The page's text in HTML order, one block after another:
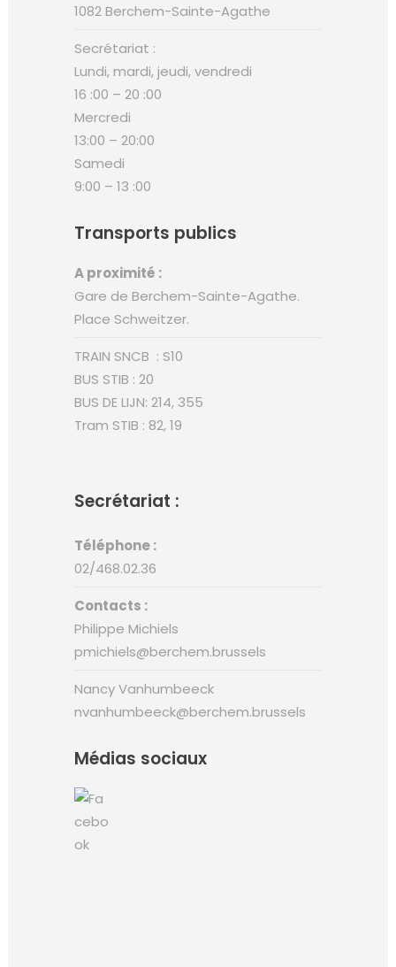
1082 Berchem-Sainte-Agathe
Secrétariat :
Lundi, mardi, jeudi, vendredi
16 :00 – 20 :00
Mercredi
13:00 – 20:00
Samedi
9:00 – 13 :00
Transports publics
A proximité :
Gare de Berchem-Sainte-Agathe.
Place Schweitzer.
TRAIN SNCB : S10
BUS STIB : 20
BUS DE LIJN: 214, 355
Tram STIB : 82, 19
Secrétariat :
Téléphone :
02/468.02.36
Contacts :
Philippe Michiels
pmichiels@berchem.brussels
Nancy Vanhumbeeck
nvanhumbeeck@berchem.brussels
Médias sociaux